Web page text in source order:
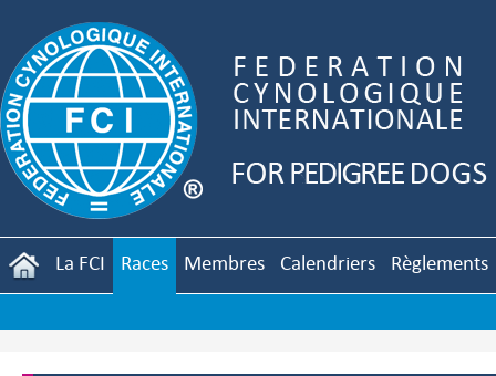
La FCI Races Membres Calendriers Règlements